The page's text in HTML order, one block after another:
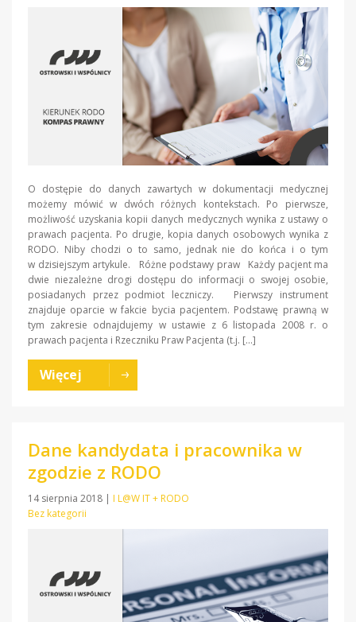
O dostępie do danych zawartych w dokumentacji medycznej
możemy mówić w dwóch różnych kontekstach. Po pierwsze,
możliwość uzyskania kopii danych medycznych wynika z ustawy o
prawach pacjenta. Po drugie, kopia danych osobowych wynika z
RODO. Niby chodzi o to samo, jednak nie do końca i o tym
w dzisiejszym artykule. Różne podstawy praw Każdy pacjent ma
dwie niezależne drogi dostępu do informacji o swojej osobie,
posiadanych przez podmiot leczniczy. Pierwszy instrument
znajduje oparcie w fakcie bycia pacjentem. Podstawę prawną w
tym zakresie odnajdujemy w ustawie z 6 listopada 2008 r. o
prawach pacjenta i Rzeczniku Praw Pacjenta (t.j. […]
Więcej
Dane kandydata i pracownika w
zgodzie z RODO
14 sierpnia 2018 | I L@W IT + RODO
Bez kategorii